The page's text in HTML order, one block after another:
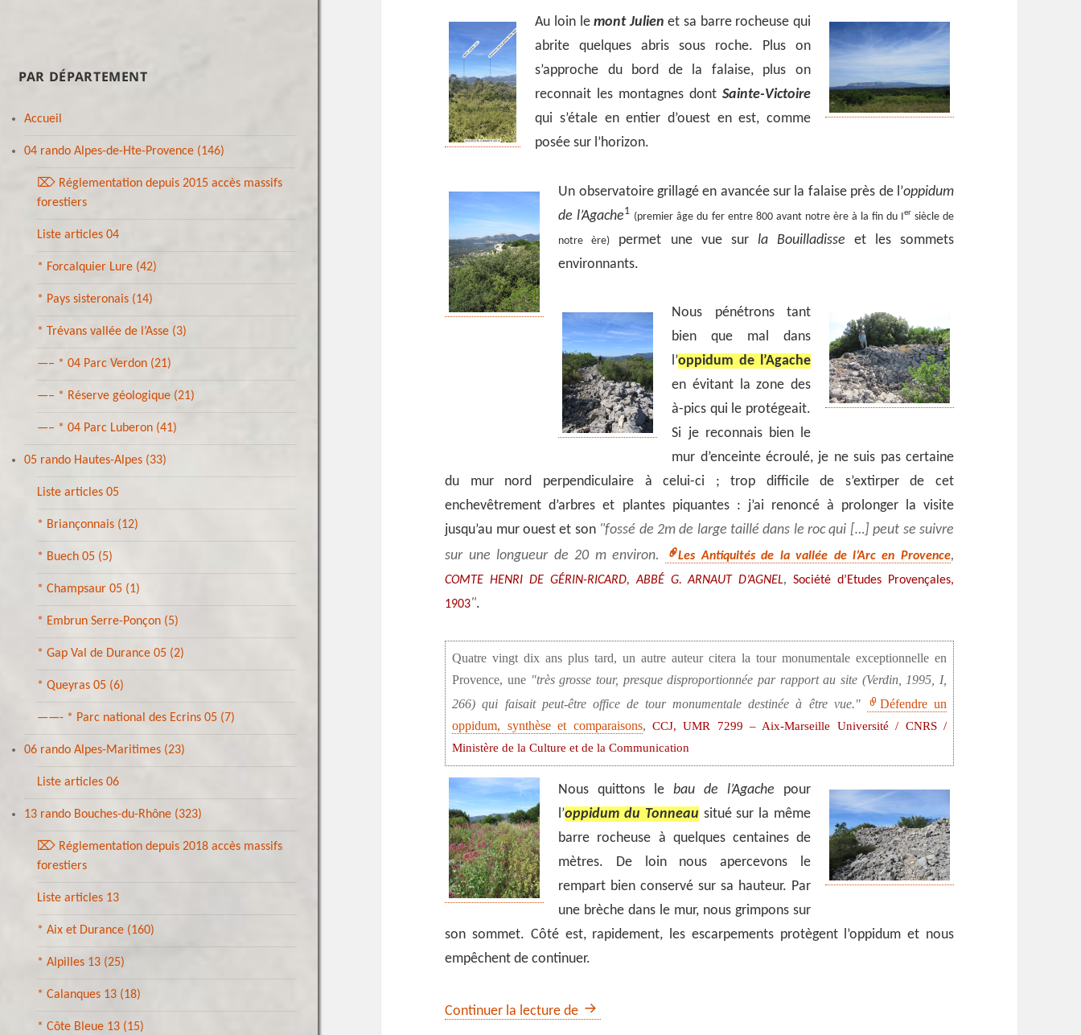
PAR DÉPARTEMENT
Accueil
04 rando Alpes-de-Hte-Provence (146)
⌦ Réglementation depuis 2015 accès massifs
forestiers
Liste articles 04
* Forcalquier Lure (42)
* Pays sisteronais (14)
* Trévans vallée de l’Asse (3)
—– * 04 Parc Verdon (21)
—– * Réserve géologique (21)
—– * 04 Parc Luberon (41)
05 rando Hautes-Alpes (33)
Liste articles 05
* Briançonnais (12)
* Buech 05 (5)
* Champsaur 05 (1)
* Embrun Serre-Ponçon (5)
* Gap Val de Durance 05 (2)
* Queyras 05 (6)
——- * Parc national des Ecrins 05 (7)
06 rando Alpes-Maritimes (23)
Liste articles 06
13 rando Bouches-du-Rhône (323)
⌦ Réglementation depuis 2018 accès massifs
forestiers
Liste articles 13
* Aix et Durance (160)
* Alpilles 13 (25)
* Calanques 13 (18)
* Côte Bleue 13 (15)
Au loin lemont Julien et sa barre rocheuse qui
abrite quelques abris sous roche. Plus on
s’approche du bord de la falaise, plus on
reconnait les montagnes dont Sainte-Victoire
qui s’étale en entier d’ouest en est, comme
posée sur l’horizon.
Un observatoire grillagé en avancée sur la falaise près de l’oppidum
de l’Agache1 (premier âge du fer entre 800 avant notre ère à la fin du Ier siècle de
notre ère)
permet une vue sur la Bouilladisse et les sommets
environnants.
Nous pénétrons tant
bien que mal dans
l’oppidum de l’Agache
en évitant la zone des
à-pics qui le protégeait.
Si je reconnais bien le
mur d’enceinte écroulé, je ne suis pas certaine
du mur nord perpendiculaire à celui-ci ; trop difficile de s’extirper de cet
enchevêtrement d’arbres et plantes piquantes : j’ai renoncé à prolonger la visite
jusqu’au mur ouest et son fossé de 2m de large taillé dans le roc qui […] peut se suivre
sur une longueur de 20 m environ.
Les Antiquités de la vallée de l’Arc en Provence,
COMTE HENRI DE GÉRIN-RICARD, ABBÉ G. ARNAUT D’AGNEL,Société d’Etudes Provençales,
1903 .
Quatre vingt dix ans plus tard, un autre auteur citera la tour monumentale exceptionnelle en
Provence, une
très grosse tour, presque disproportionnée par rapport au site (Verdin, 1995, I,
266) qui faisait peut-être office de tour monumentale destinée à être vue.
Défendre un
oppidum, synthèse et comparaisons, CCJ, UMR 7299 – Aix-Marseille Université / CNRS /
Ministère de la Culture et de la Communication
Nous quittons lebau de l’Agache pour
l’oppidum du Tonneau situé sur la même
barre rocheuse à quelques centaines de
mètres. De loin nous apercevons le
rempart bien conservé sur sa hauteur. Par
une brèche dans le mur, nous grimpons sur
son sommet. Côté est, rapidement, les escarpements protègent l’oppidum et nous
empêchent de continuer.
Continuer la lecture de Une boucle, deux oppida